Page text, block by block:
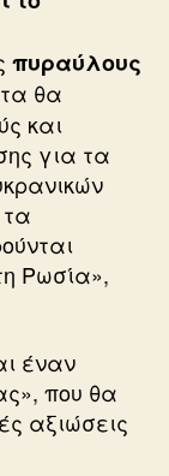
πυραύλους
θα
και
για τα
Ρωσία»,
έναν
που θα
αξιώσεις